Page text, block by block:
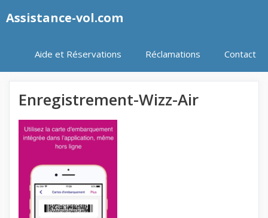
auAssistance-vol.com
Aide et Réservations Réclamations Contact
Enregistrement-Wizz-Air